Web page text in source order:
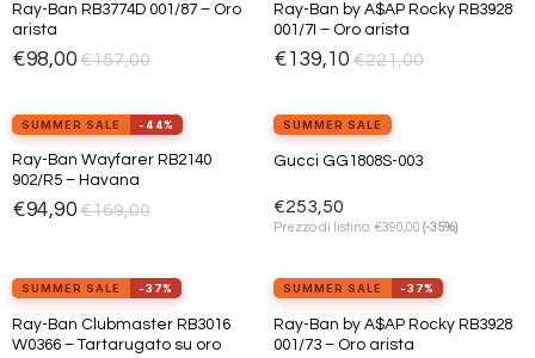
Aggiungi
Ray-Ban RB3774D 001/87 – Oro
arista
€98,00 €157,00
Aggiungi
Ray-Ban by A$AP Rocky RB3928
001/7I – Oro arista
€139,10 €221,00
Aggiungi
view_in_arProvalo ora
SUMMER SALE -44%
Ray-Ban Wayfarer RB2140
902/R5 – Havana
€94,90 €169,00
SUMMER SALE
Gucci GG1808S-003
€253,50
Prezzo di listino: €390,00 (-35%)
Aggiungi
alla lista
SUMMER SALE -37%
Ray-Ban Clubmaster RB3016
W0366 – Tartarugato su oro
Aggiungi
SUMMER SALE -37%
Ray-Ban by A$AP Rocky RB3928
001/73 – Oro arista